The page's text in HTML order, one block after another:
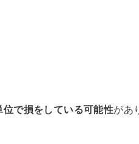
位で損をしている可能性があ